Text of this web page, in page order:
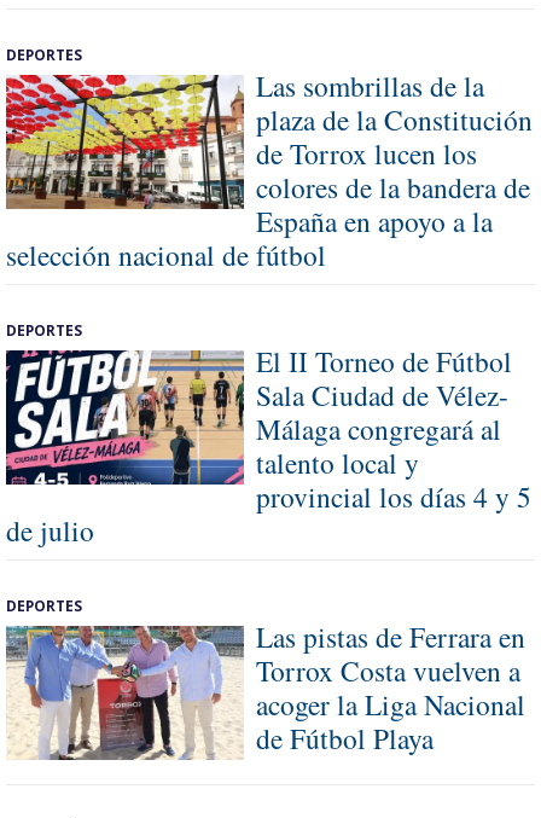
DEPORTES
Las sombrillas de la
plaza de la Constitución
de Torrox lucen los
colores de la bandera de
España en apoyo a la
selección nacional de fútbol
DEPORTES
El II Torneo de Fútbol
Sala Ciudad de Vélez-
Málaga congregará al
talento local y
provincial los días 4 y 5
de julio
DEPORTES
Las pistas de Ferrara en
Torrox Costa vuelven a
acoger la Liga Nacional
de Fútbol Playa